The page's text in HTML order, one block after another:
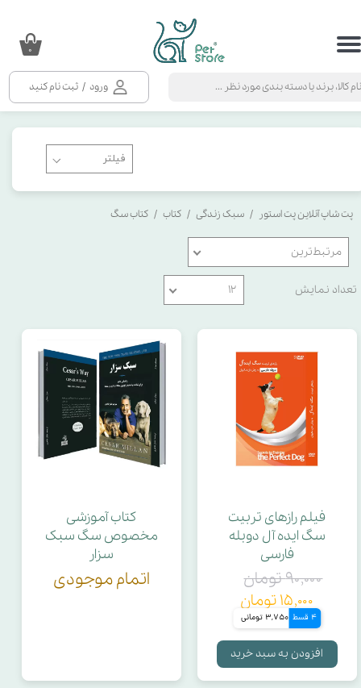
ورود / ثبت نام کنید
حساب کاربری من
سفارشات
۰
پت شاپ آنلاین پت استور سبک زندگی کتاب کتاب سگ
مرتبط‌ترین
تعداد نمایش ۱۲
فیلم رازهای تربیت
سگ ایده آل دوبله
فارسی
۹۰,۰۰۰ تومان
۱۵,۰۰۰ تومان
4 قسط 3,750 تومانی
افزودن به سبد خرید
کتاب آموزشی
مخصوص سگ سبک
سزار
اتمام موجودی